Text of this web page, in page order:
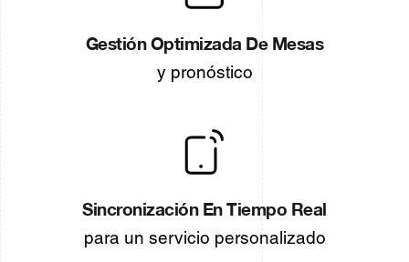
Gestión Optimizada De Mesas
y pronóstico
Sincronización En Tiempo Real
para un servicio personalizado